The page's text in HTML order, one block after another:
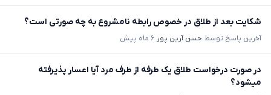
شکایت بعد از طلاق در خصوص رابطه نامشروع به چه صورتی است؟
آخرین پاسخ توسط حسن آرین پور ۶ ماه پیش
در صورت درخواست طلاق یک طرفه از طرف مرد آیا اعسار پذیرفته
میشود؟